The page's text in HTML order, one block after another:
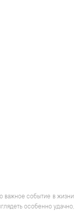
важное событие в жизни
особенно удачно,